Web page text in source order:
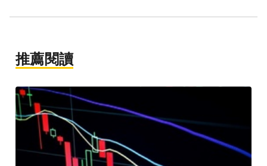
推薦閱讀